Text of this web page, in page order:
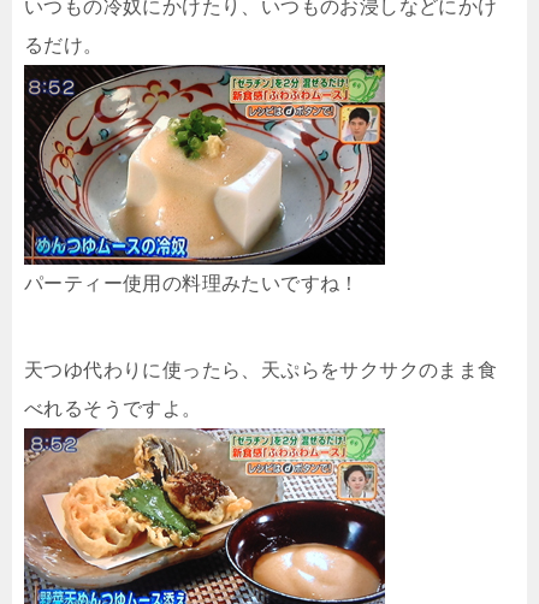
いつもの冷奴にかけたり、いつものお浸しなどにかけ
るだけ。
パーティー使用の料理みたいですね！
天つゆ代わりに使ったら、天ぷらをサクサクのまま食
べれるそうですよ。